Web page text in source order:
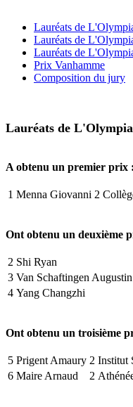
Lauréats de
Lauréats de
Lauréats de
Prix Vanhamme
Composition du jury
Lauréats de
A obtenu un premier prix :
1 Menna Giovanni 2
Ont obtenu un deuxième
2 Shi Ryan
3 Van Schaftingen Augustin
4 Yang Changzhi
Ont obtenu un troisième
5 Prigent Amaury 2 Institut
6 Maire Arnaud 2